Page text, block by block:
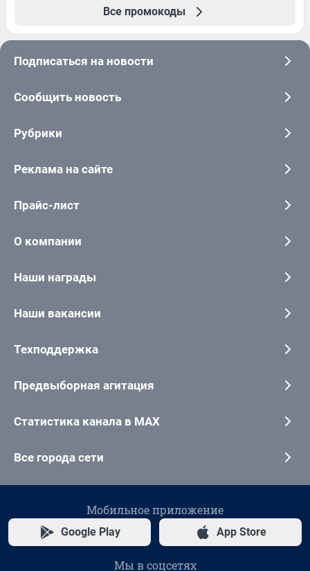
Все промокоды
Подписаться на новости
Сообщить новость
Рубрики
Реклама на сайте
Прайс-лист
О компании
Наши награды
Наши вакансии
Техподдержка
Предвыборная агитация
Статистика канала в MAX
Все города сети
Мобильное приложение
Google Play App Store
Мы в соцсетях